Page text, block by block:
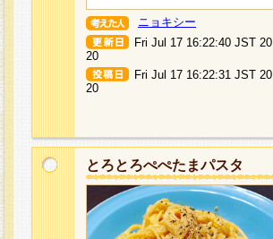
ニョキシー
Fri Jul 17 16:22:40 JST 20
20
Fri Jul 17 16:22:31 JST 20
20
とろとろぺぺたまパスタ